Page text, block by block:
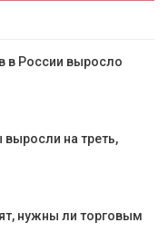
в России выросло
на треть,
нужны ли торговым